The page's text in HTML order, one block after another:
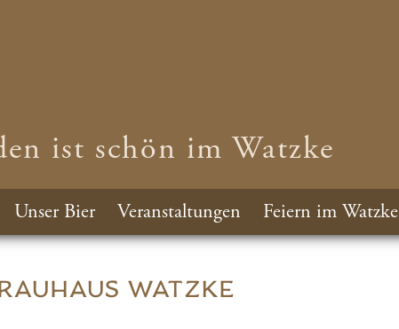
ist schön im Watzke
Unser Bier Veranstaltungen Feiern im Watzke
WATZKE